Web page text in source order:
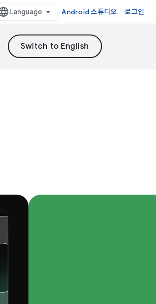
Android 스튜디오 로그인